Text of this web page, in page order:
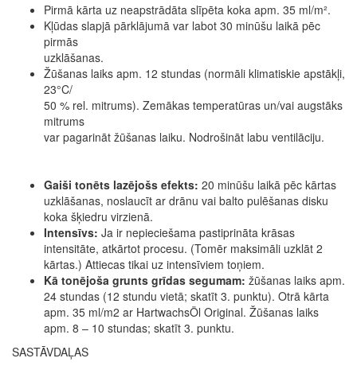
Pirmā kārta uz neapstrādāta slīpēta koka apm. 35 ml/m².
Kļūdas slapjā pārklājumā var labot 30 minūšu laikā pēc
pirmās
uzklāšanas.
Žūšanas laiks apm. 12 stundas (normāli klimatiskie apstākļi,
23°C/
50 % rel. mitrums). Zemākas temperatūras un/vai augstāks
mitrums
var pagarināt žūšanas laiku. Nodrošināt labu ventilāciju.
Gaiši tonēts lazējošs efekts: 20 minūšu laikā pēc kārtas
uzklāšanas, noslaucīt ar drānu vai balto pulēšanas disku
koka šķiedru virzienā.
Intensīvs: Ja ir nepieciešama pastiprināta krāsas
intensitāte, atkārtot procesu. (Tomēr maksimāli uzklāt 2
kārtas.) Attiecas tikai uz intensīviem toņiem.
Kā tonējoša grunts grīdas segumam: žūšanas laiks apm.
24 stundas (12 stundu vietā; skatīt 3. punktu). Otrā kārta
apm. 35 ml/m2 ar HartwachsÖl Original. Žūšanas laiks
apm. 8 – 10 stundas; skatīt 3. punktu.
SASTĀVDAĻAS